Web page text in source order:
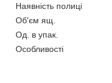
Наявність полиці
Об'єм ящ.
Од. в упак.
Особливості